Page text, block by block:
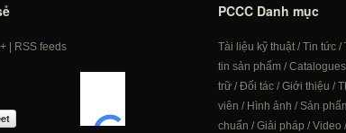
| RSS feeds
PCCC Danh mục
Tài liệu kỹ thuật/Tin tức/
tin sản phẩm/Catalogues
trữ/Đối tác/Giới thiệu /
viên / Hình ảnh /Sản
chuẩn /Giải pháp /Video